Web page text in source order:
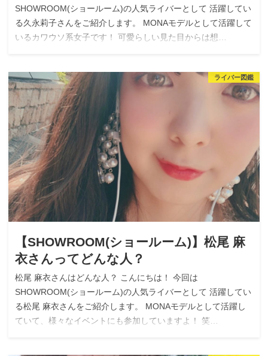
SHOWROOM(ショールーム)の人気ライバーとして 活躍してい
る久永莉子さんをご紹介します。 MONAモデルとして活躍して
いるカワウソ系女子です！ 可愛らしい見た目からは想…
ライバー図鑑
【SHOWROOM(ショールーム)】松尾 麻
衣さんってどんな人？
松尾 麻衣さんはどんな人？ こんにちは！ 今回は
SHOWROOM(ショールーム)の人気ライバーとして 活躍してい
る松尾 麻衣さんをご紹介します。 MONAモデルとして活躍し
ていて、様々なイベントにも参加していますよ！ 笑…